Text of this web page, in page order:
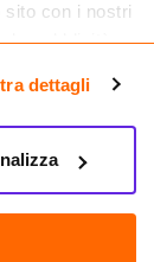
con i nostri
pubblicità e
raccolto dal
dettagli